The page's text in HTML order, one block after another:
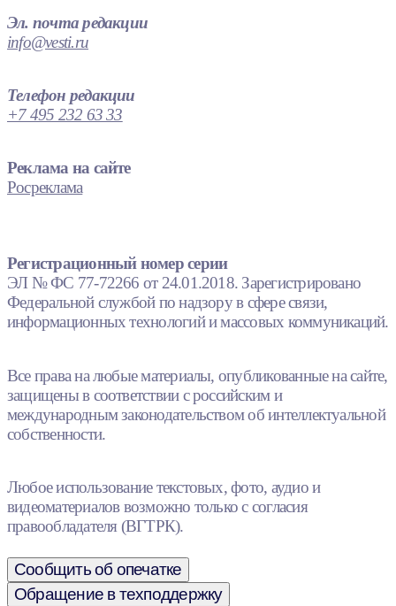
Эл. почта редакции
info@vesti.ru
Телефон редакции
+7 495 232 63 33
Реклама на сайте
Росреклама
Регистрационный номер серии
ЭЛ № ФС 77-72266 от 24.01.2018. Зарегистрировано
Федеральной службой по надзору в сфере связи,
информационных технологий и массовых коммуникаций.
Все права на любые материалы, опубликованные на сайте,
защищены в соответствии с российским и
международным законодательством об интеллектуальной
собственности.
Любое использование текстовых, фото, аудио и
видеоматериалов возможно только с согласия
правообладателя (ВГТРК).
Сообщить об опечатке
Обращение в техподдержку